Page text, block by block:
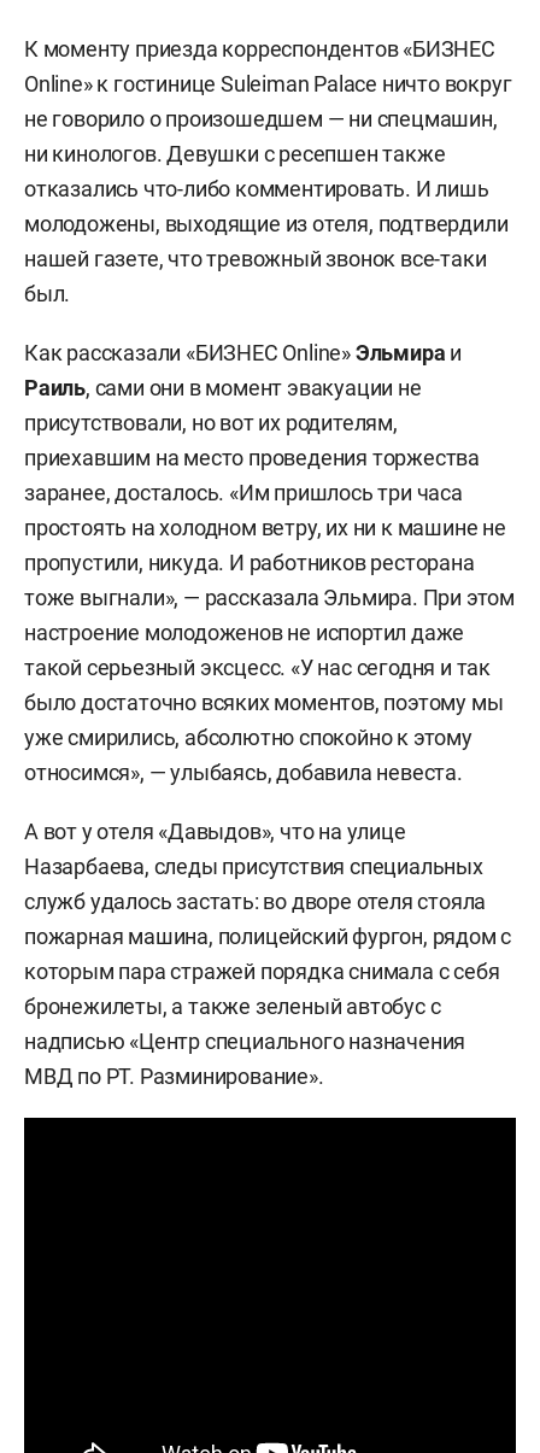
К моменту приезда корреспондентов «БИЗНЕС
Online» к гостинице Suleiman Palace ничто вокруг
не говорило о произошедшем — ни спецмашин,
ни кинологов. Девушки с ресепшен также
отказались что-либо комментировать. И лишь
молодожены, выходящие из отеля, подтвердили
нашей газете, что тревожный звонок все-таки
был.
Как рассказали «БИЗНЕС Online»Эльмира и
Раиль, сами они в момент эвакуации не
присутствовали, но вот их родителям,
приехавшим на место проведения торжества
заранее, досталось. «Им пришлось три часа
простоять на холодном ветру, их ни к машине не
пропустили, никуда. И работников ресторана
тоже выгнали», — рассказала Эльмира. При этом
настроение молодоженов не испортил даже
такой серьезный эксцесс. «У нас сегодня и так
было достаточно всяких моментов, поэтому мы
уже смирились, абсолютно спокойно к этому
относимся», — улыбаясь, добавила невеста.
А вот у отеля «Давыдов», что на улице
Назарбаева, следы присутствия специальных
служб удалось застать: во дворе отеля стояла
пожарная машина, полицейский фургон, рядом с
которым пара стражей порядка снимала с себя
бронежилеты, а также зеленый автобус с
надписью «Центр специального назначения
МВД по РТ. Разминирование».